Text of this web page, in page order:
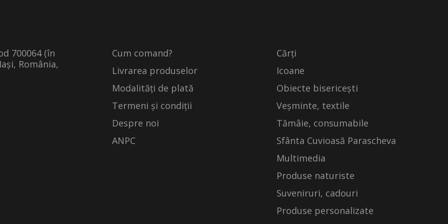
700064 (în
România,
Cum comand?
Livrarea produselor
Modalități de plată
Termeni și condiții
Despre noi
ANPC
Cărți
Icoane
Obiecte bisericești
Veșminte, textile
Tămâie, consumabile
Sfânta Cuvioasă Parascheva
Multimedia
Produse naturiste
Suveniruri, cadouri
Produse personalizate